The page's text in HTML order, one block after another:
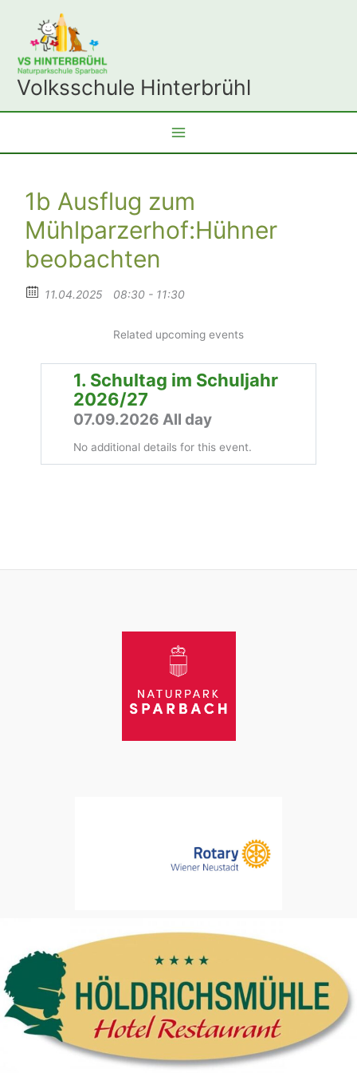
springen
Volksschule Hinterbrühl
1b Ausflug zum
Mühlparzerhof:Hühner
beobachten
11.04.2025 08:30 - 11:30
Related upcoming events
1. Schultag im Schuljahr
2026/27
07.09.2026 All day
No additional details for this event.